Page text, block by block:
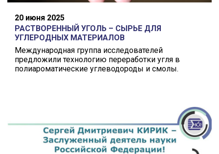
20 июня 2025
РАСТВОРЕННЫЙ УГОЛЬ – СЫРЬЕ ДЛЯ
УГЛЕРОДНЫХ МАТЕРИАЛОВ
Международная группа исследователей
предложили технологию переработки угля в
полиароматические углеводороды и смолы.